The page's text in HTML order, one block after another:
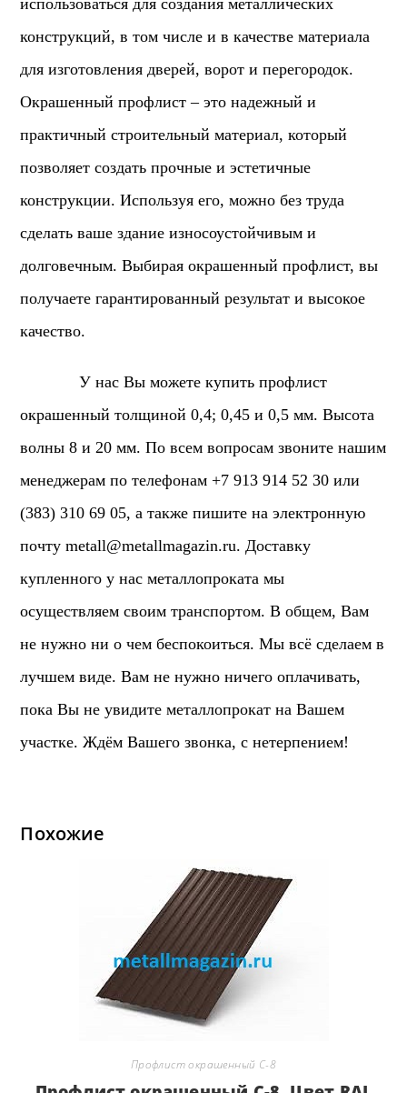
использоваться для создания металлических
конструкций, в том числе и в качестве материала
для изготовления дверей, ворот и перегородок.
Окрашенный профлист – это надежный и
практичный строительный материал, который
позволяет создать прочные и эстетичные
конструкции. Используя его, можно без труда
сделать ваше здание износоустойчивым и
долговечным. Выбирая окрашенный профлист, вы
получаете гарантированный результат и высокое
качество.
У нас Вы можете купить профлист
окрашенный толщиной 0,4; 0,45 и 0,5 мм. Высота
волны 8 и 20 мм. По всем вопросам звоните нашим
менеджерам по телефонам +7 913 914 52 30 или
(383) 310 69 05, а также пишите на электронную
почтуmetall@metallmagazin.ru. Доставку
купленного у нас металлопроката мы
осуществляем своим транспортом. В общем, Вам
не нужно ни о чем беспокоиться. Мы всё сделаем в
лучшем виде. Вам не нужно ничего оплачивать,
пока Вы не увидите металлопрокат на Вашем
участке. Ждём Вашего звонка, с нетерпением!
Похожие
Профлист окрашенный С-8